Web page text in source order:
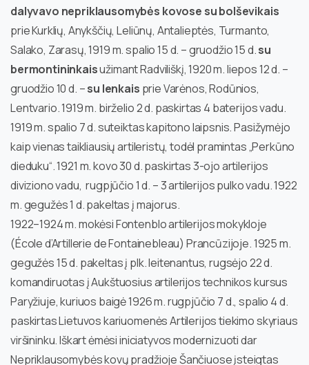
dalyvavo nepriklausomybės kovose su bolševikais
prie Kurklių, Anykščių, Leliūnų, Antalieptės, Turmanto,
Salako, Zarasų, 1919 m. spalio 15 d. – gruodžio 15 d.su
bermontininkaisužimant Radviliškį, 1920 m. liepos 12 d. –
gruodžio 10 d. –su lenkais prie Varėnos, Rodūnios,
Lentvario. 1919 m. birželio 2 d. paskirtas 4 baterijos vadu.
1919 m. spalio 7 d. suteiktas kapitono laipsnis. Pasižymėjo
kaip vienas taikliausių artileristų, todėl pramintas „Perkūno
dieduku“. 1921 m. kovo 30 d. paskirtas 3-ojo artilerijos
diviziono vadu, rugpjūčio 1 d. – 3 artilerijos pulko vadu. 1922
m. gegužės 1 d. pakeltas į majorus.
1922–1924 m. mokėsi Fontenblo artilerijos mokykloje
(École d’Artillerie de Fontainebleau) Prancūzijoje. 1925 m.
gegužės 15 d. pakeltas į plk. leitenantus, rugsėjo 22 d.
komandiruotas į Aukštuosius artilerijos technikos kursus
Paryžiuje, kuriuos baigė 1926 m. rugpjūčio 7 d., spalio 4 d.
paskirtas Lietuvos kariuomenės Artilerijos tiekimo skyriaus
viršininku. Iškart ėmėsi iniciatyvos modernizuoti dar
Nepriklausomybės kovų pradžioje Šančiuose įsteigtas